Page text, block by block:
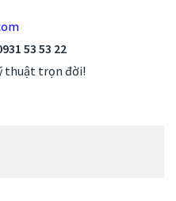
53 53 22
thuật trọn đời!